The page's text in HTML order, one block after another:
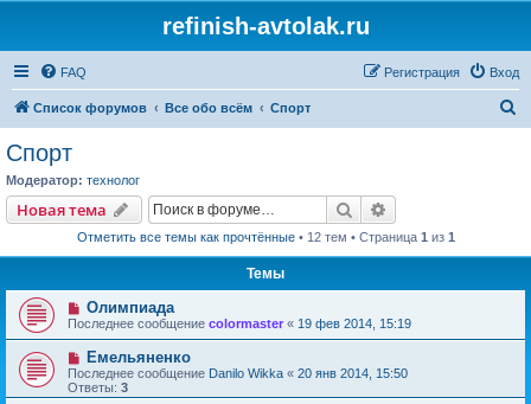
refinish-avtolak.ru
FAQ Вход
Регистрация
Список форумов Все обо всём Спорт
Спорт
Модератор: технолог
Новая тема Поиск
Отметить все темы как прочтённые• 12 тем • Страница 1 из 1
Темы
Олимпиада
Последнее сообщение colormaster « 19 фев 2014, 15:19
Емельяненко
Последнее сообщение Danilo Wikka « 20 янв 2014, 15:50
Ответы: 3